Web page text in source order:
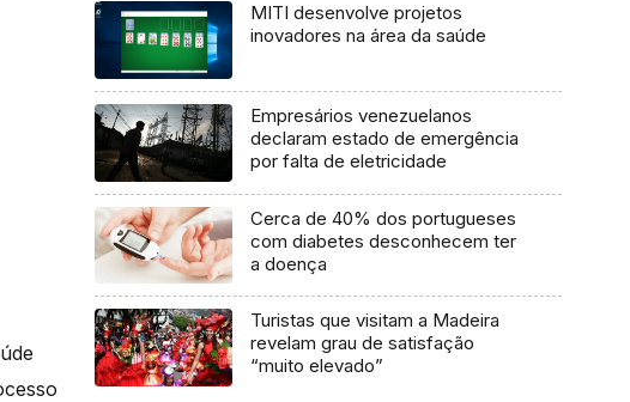
MITI desenvolve projetos
inovadores na área da saúde
Empresários venezuelanos
declaram estado de emergência
por falta de eletricidade
Cerca de 40% dos portugueses
com diabetes desconhecem ter
a doença
Turistas que visitam a Madeira
revelam grau de satisfação
“muito elevado”